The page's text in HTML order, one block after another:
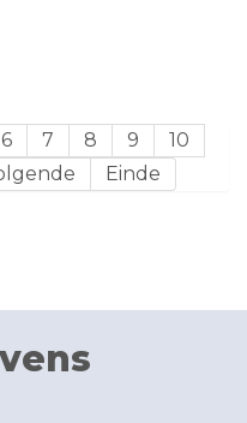
6 7 8 9
10
Einde